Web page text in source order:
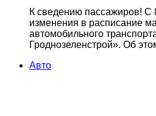
К сведению пассажиров! С
изменения в расписание
автомобильного
Гроднозеленстрой». Об
Авто